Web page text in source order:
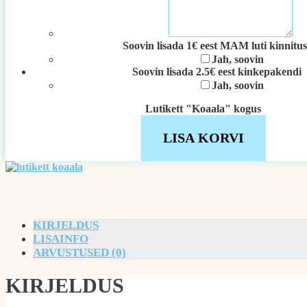
Soovin lisada 1€ eest MAM luti
Jah, soovin
Soovin lisada 2.5€ eest kinkepakendi
Jah, soovin
Lutikett "Koaala" kogus
LISA KORVI
KIRJELDUS
LISAINFO
ARVUSTUSED (0)
KIRJELDUS